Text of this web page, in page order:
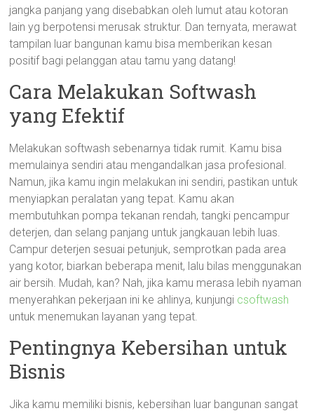
jangka panjang yang disebabkan oleh lumut atau kotoran
lain yg berpotensi merusak struktur. Dan ternyata, merawat
tampilan luar bangunan kamu bisa memberikan kesan
positif bagi pelanggan atau tamu yang datang!
Cara Melakukan Softwash
yang Efektif
Melakukan softwash sebenarnya tidak rumit. Kamu bisa
memulainya sendiri atau mengandalkan jasa profesional.
Namun, jika kamu ingin melakukan ini sendiri, pastikan untuk
menyiapkan peralatan yang tepat. Kamu akan
membutuhkan pompa tekanan rendah, tangki pencampur
deterjen, dan selang panjang untuk jangkauan lebih luas.
Campur deterjen sesuai petunjuk, semprotkan pada area
yang kotor, biarkan beberapa menit, lalu bilas menggunakan
air bersih. Mudah, kan? Nah, jika kamu merasa lebih nyaman
menyerahkan pekerjaan ini ke ahlinya, kunjungi csoftwash
untuk menemukan layanan yang tepat.
Pentingnya Kebersihan untuk
Bisnis
Jika kamu memiliki bisnis, kebersihan luar bangunan sangat